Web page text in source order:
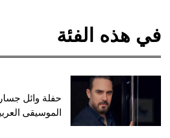
في هذه الفئة
حفلة وائل
الموسيقى